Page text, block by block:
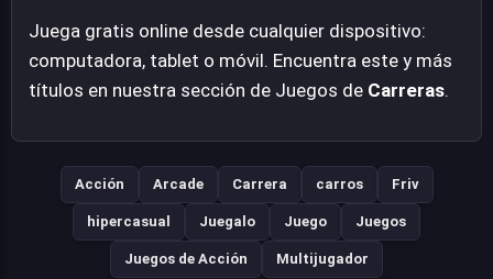
Juega gratis online desde cualquier dispositivo:
computadora, tablet o móvil. Encuentra este y más
títulos en nuestra sección de Juegos de Carreras.
Acción Arcade Carrera carros Friv
hipercasual Juegalo Juego Juegos
Juegos de Acción Multijugador